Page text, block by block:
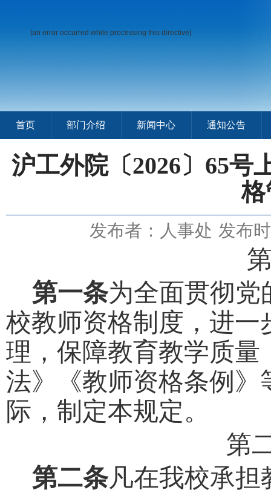
[an error occurred while processing this directive]
首页 部门介绍 新闻中心 通知公告
沪工外院〔2026〕65号
格
发布者：人事处 发布
第一条为全面贯彻党
校教师资格制度，进
理，保障教育教学质
法》《教师资格条例
际，制定本规定。
第
第二条凡在我校承担